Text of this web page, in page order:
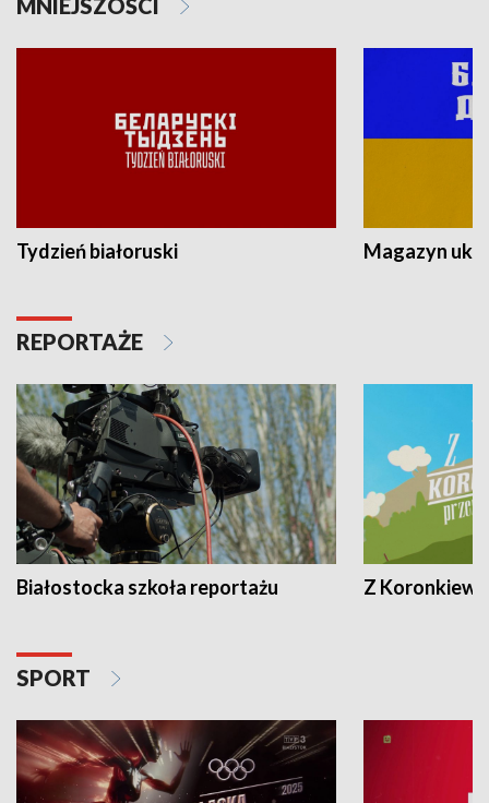
MNIEJSZOŚCI
Tydzień białoruski Magazyn
REPORTAŻE
Białostocka szkoła reportażu Z
SPORT